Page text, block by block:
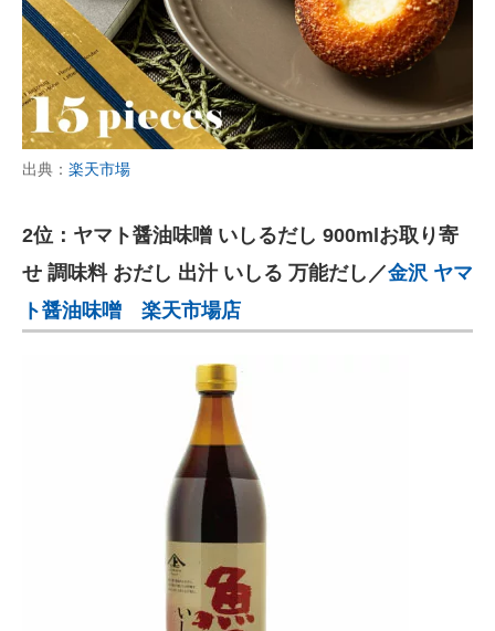
出典： 楽天市場
2位：ヤマト醤油味噌 いしるだし 900mlお取り寄
せ 調味料 おだし 出汁 いしる 万能だし／金沢 ヤマ
ト醤油味噌 楽天市場店